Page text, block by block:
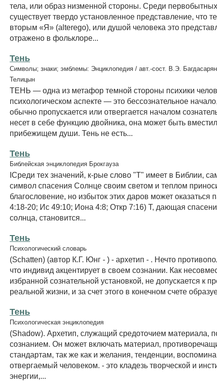
тела, или образ низменной стороны. Среди
существует твердо установленное представление, что
вторым «Я» (alterego), или душой человека это
отражено в фольклоре...
Тень
Символы; знаки; эмблемы: Энциклопедия / авт.-сост. В.Э.
Телицын
ТЕНЬ — одна из метафор темной стороны психики
психологическом аспекте — это бессознательное
обычно пропускается или отвергается началом
несет в себе функцию двойника, она может быть
прибежищем души. Тень не есть...
Тень
Библейская энциклопедия Брокгауза
IСреди тех значений, к-рые слово "Т" имеет в Библии,
символ спасения Солнце своим светом и теплом
благословение, но избыток этих даров может оказаться
4:18-20; Ис 49:10; Иона 4:8; Откр 7:16) Т, дающая
солнца, становится...
Тень
Психологический словарь
(Schatten) (автор К.Г. Юнг - ) - архетип - . Нечто
что индивид акцентирует в своем сознании. Как
избранной сознательной установкой, не допускается к
реальной жизни, и за счет этого в конечном счете
Тень
Психологическая энциклопедия
(Shadow). Архетип, служащий средоточием материала,
сознанием. Он может включать материал,
стандартам, так же как и желания, тенденции,
отвергаемый человеком. - это кладезь творческой и
энергии,...